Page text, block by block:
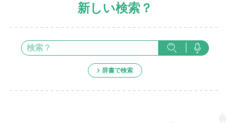
新しい検索？
辞書で検索